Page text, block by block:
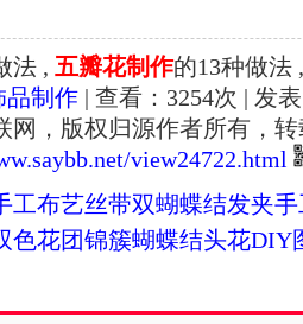
法 , 五瓣花制作的13种做法
品制作| 查看： 3254次 | 发
网，版权归源作者所有，
view24722.html
工布艺丝带双蝴蝶结发夹
色花团锦簇蝴蝶结头花DIY